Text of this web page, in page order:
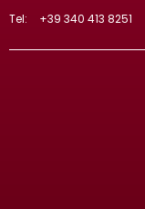
Tel:
+39 340 413 8251